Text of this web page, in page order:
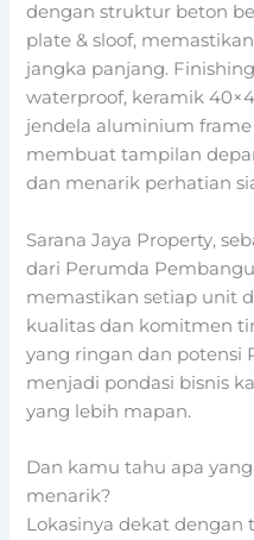
dengan struktur beton
plate & sloof,
jangka panjang.
waterproof, keramik
jendela aluminium
membuat tampilan
dan menarik perhatian
Sarana Jaya Property,
dari Perumda
memastikan setiap unit
kualitas dan komitmen
yang ringan dan potensi
menjadi pondasi bisnis
yang lebih mapan.
Dan kamu tahu apa
menarik?
Lokasinya dekat dengan